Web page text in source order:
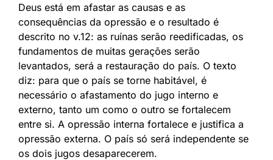
Deus está em afastar as causas e as
consequências da opressão e o resultado é
descrito no v.12: as ruínas serão reedificadas, os
fundamentos de muitas gerações serão
levantados, será a restauração do país. O texto
diz: para que o país se torne habitável, é
necessário o afastamento do jugo interno e
externo, tanto um como o outro se fortalecem
entre si. A opressão interna fortalece e justifica a
opressão externa. O país só será independente se
os dois jugos desaparecerem.